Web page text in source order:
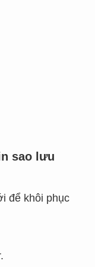
sao lưu
để khôi phục